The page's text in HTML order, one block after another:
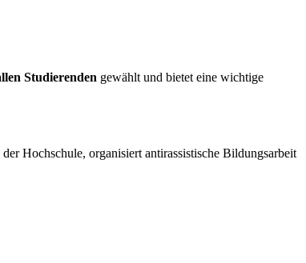
Studierenden gewählt und bietet eine wichtige
Hochschule, organisiert antirassistische Bildungsarbeit